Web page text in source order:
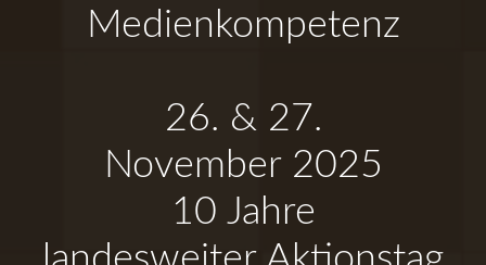
Medienkompetenz
26. & 27.
November 2025
10 Jahre